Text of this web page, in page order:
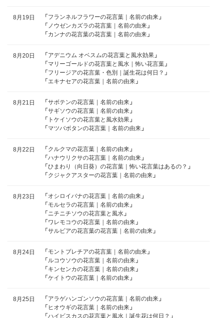
8月19日 「 フランネルフラワーの花言葉｜名前の由来 」
「 ノウゼンカズラの花言葉｜名前の由来 」
「 カンナの花言葉の花言葉｜名前の由来 」
8月20日 「 アデニウム オベスムの花言葉と風水効果 」
「 マリーゴールドの花言葉と風水｜怖い花言葉 」
「 フリージアの花言葉・色別｜誕生花は何日？ 」
「 エキナセアの花言葉｜名前の由来 」
8月21日 「 サボテンの花言葉｜名前の由来 」
「 サギソウの花言葉｜名前の由来 」
「 トケイソウの花言葉と風水効果 」
「 マツバボタンの花言葉｜名前の由来 」
8月22日 「 クルクマの花言葉｜名前の由来 」
「 ハナウリクサの花言葉｜名前の由来 」
「 ひまわり（向日葵）の花言葉｜怖い花言葉はあるの？ 」
「 クジャクアスターの花言葉｜名前の由来 」
8月23日 「 オシロイバナの花言葉｜名前の由来 」
「 モルセラの花言葉｜名前の由来 」
「 ニチニチソウの花言葉と風水 」
「 ワレモコウの花言葉｜名前の由来 」
「 サルビアの花言葉の花言葉｜名前の由来 」
8月24日 「 モントブレチアの花言葉｜名前の由来 」
「 ルコウソウの花言葉｜名前の由来 」
「 キンセンカの花言葉｜名前の由来 」
「 ケイトウの花言葉｜名前の由来 」
8月25日 「 アラゲハンゴンソウの花言葉｜名前の由来 」
「 ヒオウギの花言葉｜名前の由来 」
「 ハイビスカスの花言葉と風水｜誕生花は何日？ 」